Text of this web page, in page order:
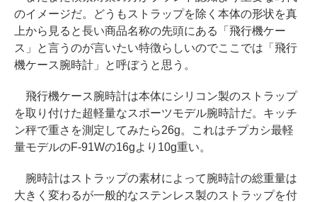
のイメージだ。どうもストラップを除く本体の形状を真
上から見ると長い商品名称の先頭にある「飛行機ケー
ス」と言うのが言いたい特徴らしいのでここでは「飛行
機ケース腕時計」と呼ぼうと思う。
飛行機ケース腕時計は本体にシリコン製のストラップ
を取り付けた超軽量なスポーツモデル腕時計だ。キッチ
ン秤で重さを測定してみたら26g。これはチプカシ最軽
量モデルのF-91Wの16gより10g重い。
腕時計はストラップの素材によって腕時計の総重量は
大きく変わるが一般的なステンレス製のストラップを付